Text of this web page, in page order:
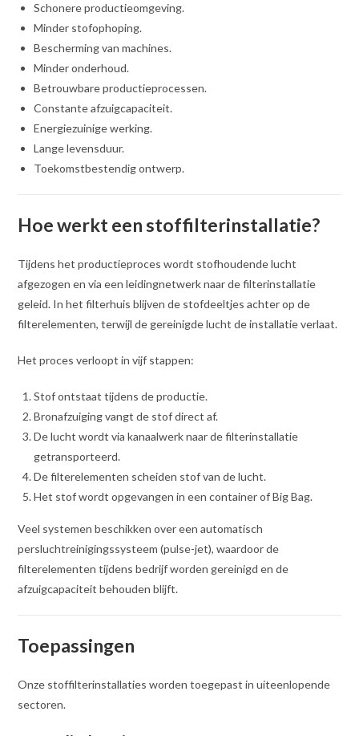
Schonere productieomgeving.
Minder stofophoping.
Bescherming van machines.
Minder onderhoud.
Betrouwbare productieprocessen.
Constante afzuigcapaciteit.
Energiezuinige werking.
Lange levensduur.
Toekomstbestendig ontwerp.
Hoe werkt een stoffilterinstallatie?
Tijdens het productieproces wordt stofhoudende lucht
afgezogen en via een leidingnetwerk naar de filterinstallatie
geleid. In het filterhuis blijven de stofdeeltjes achter op de
filterelementen, terwijl de gereinigde lucht de installatie verlaat.
Het proces verloopt in vijf stappen:
Stof ontstaat tijdens de productie.
Bronafzuiging vangt de stof direct af.
De lucht wordt via kanaalwerk naar de filterinstallatie
getransporteerd.
De filterelementen scheiden stof van de lucht.
Het stof wordt opgevangen in een container of Big Bag.
Veel systemen beschikken over een automatisch
persluchtreinigingssysteem (pulse-jet), waardoor de
filterelementen tijdens bedrijf worden gereinigd en de
afzuigcapaciteit behouden blijft.
Toepassingen
Onze stoffilterinstallaties worden toegepast in uiteenlopende
sectoren.